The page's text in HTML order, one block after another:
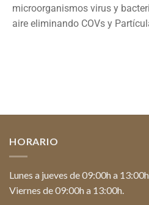
microorganismos virus y
aire eliminando COVs y
HORARIO
Lunes a jueves de 09:00h a
Viernes de 09:00h a 13:00h.